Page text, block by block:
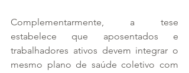
Complementarmente, a tese
estabelece que aposentados e
trabalhadores ativos devem integrar o
mesmo plano de saúde coletivo com